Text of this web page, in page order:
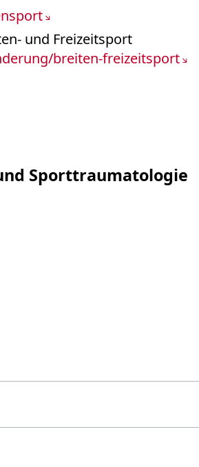
und Freizeitsport
breiten-freizeitsport
Sporttraumatologie